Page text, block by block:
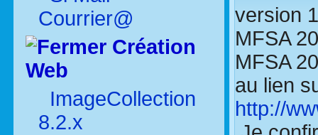
Courrier@
Création
Web
ImageCollection
8.2.x
version
MFSA
MFSA
au lien
http://